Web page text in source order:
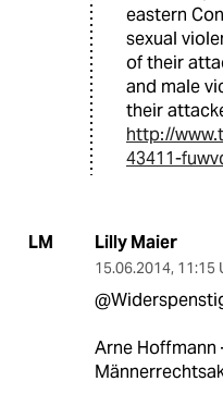
eastern
sexual
of their
and male
their
http://
43411-
LM Lilly Maier
15.06.2014, 11:15
Arne